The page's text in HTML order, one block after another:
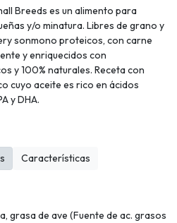
Breeds es un alimento para
y/o minatura. Libres de grano y
sonmono proteicos, con carne
y enriquecidos con
y 100% naturales. Receta con
cuyo aceite es rico en ácidos
y DHA.
grasa de ave (Fuente de ac. grasos
Características